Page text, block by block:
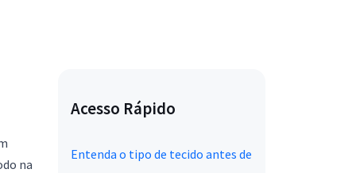
Acesso Rápido
Entenda o tipo de tecido antes de
na